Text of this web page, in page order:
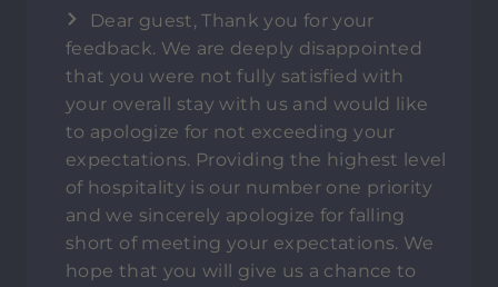
Dear guest, Thank you for your
feedback. We are deeply disappointed
that you were not fully satisfied with
your overall stay with us and would like
to apologize for not exceeding your
expectations. Providing the highest level
of hospitality is our number one priority
and we sincerely apologize for falling
short of meeting your expectations. We
hope that you will give us a chance to